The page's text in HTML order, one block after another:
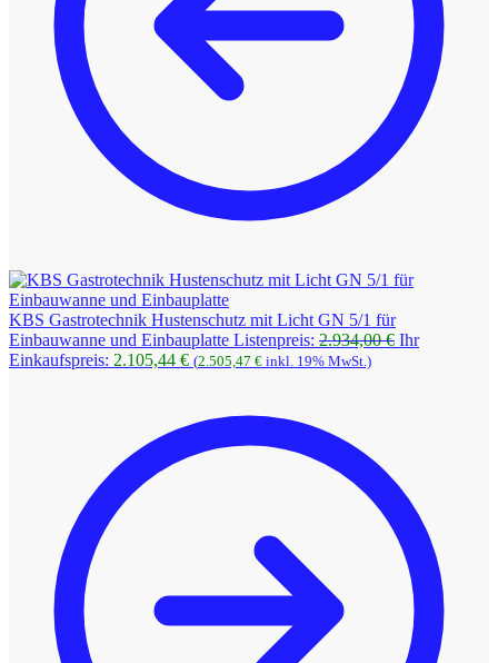
KBS Gastrotechnik Hustenschutz mit Licht GN 5/1 für
Einbauwanne und Einbauplatte Listenpreis: 2.934,00€ Ihr
Einkaufspreis: 2.105,44 €Aktueller
2.105,44 €.
(2.505,47 € inkl. 19% MwSt.)